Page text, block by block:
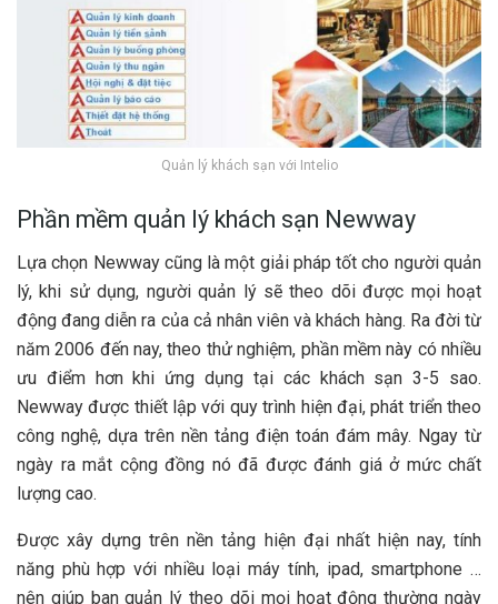
Quản lý khách sạn với Intelio
Phần mềm quản lý khách sạn Newway
Lựa chọn Newway cũng là một giải pháp tốt cho người quản
lý, khi sử dụng, người quản lý sẽ theo dõi được mọi hoạt
động đang diễn ra của cả nhân viên và khách hàng. Ra đời từ
năm 2006 đến nay, theo thử nghiệm, phần mềm này có nhiều
ưu điểm hơn khi ứng dụng tại các khách sạn 3-5 sao.
Newway được thiết lập với quy trình hiện đại, phát triển theo
công nghệ, dựa trên nền tảng điện toán đám mây. Ngay từ
ngày ra mắt cộng đồng nó đã được đánh giá ở mức chất
lượng cao.
Được xây dựng trên nền tảng hiện đại nhất hiện nay, tính
năng phù hợp với nhiều loại máy tính, ipad, smartphone …
nên giúp ban quản lý theo dõi mọi hoạt động thường ngày